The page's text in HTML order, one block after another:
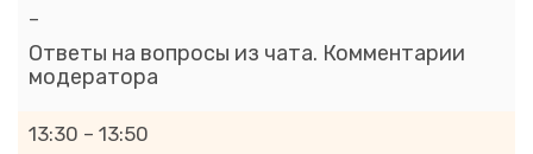
–
Ответы на вопросы из чата. Комментарии
модератора
13:30 – 13:50